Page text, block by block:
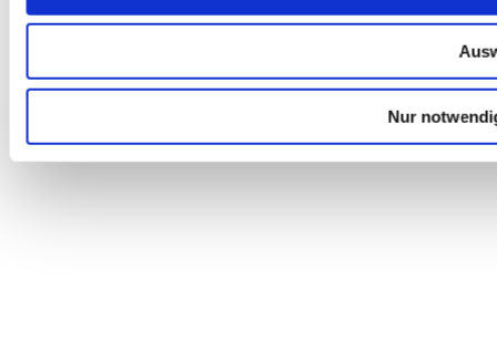
Nur